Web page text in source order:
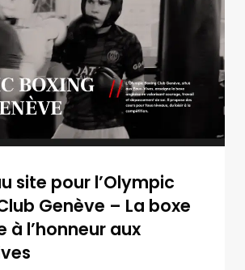
site pour l’Olympic
Genève – La boxe
à l’honneur aux